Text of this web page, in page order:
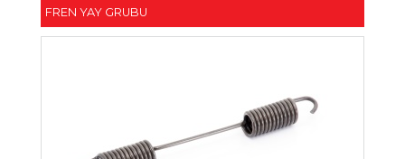
FREN YAY GRUBU